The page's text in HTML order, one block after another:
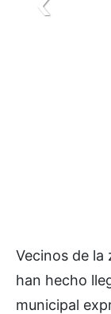
Vecinos de la
han hecho
municipal